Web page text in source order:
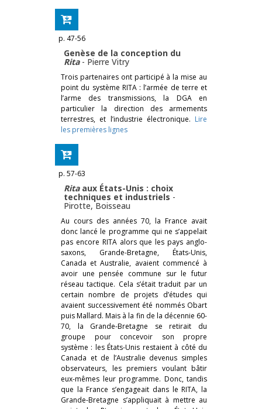
p. 47-56
Genèse de la conception du
Rita - Pierre Vitry
Trois partenaires ont participé à la mise au
point du système RITA : l’armée de terre et
l’arme des transmissions, la DGA en
particulier la direction des armements
terrestres, et l’industrie électronique. Lire
les premières lignes
p. 57-63
Ritaaux États-Unis : choix
techniques et industriels -
Pirotte,Boisseau
Au cours des années 70, la France avait
donc lancé le programme qui ne s’appelait
pas encore RITA alors que les pays anglo-
saxons, Grande-Bretagne, États-Unis,
Canada et Australie, avaient commencé à
avoir une pensée commune sur le futur
réseau tactique. Cela s’était traduit par un
certain nombre de projets d’études qui
avaient successivement été nommés Obart
puis Mallard. Mais à la fin de la décennie 60-
70, la Grande-Bretagne se retirait du
groupe pour concevoir son propre
système : les États-Unis restaient à côté du
Canada et de l’Australie devenus simples
observateurs, les premiers voulant bâtir
eux-mêmes leur programme. Donc, tandis
que la France s’engageait dans le RITA, la
Grande-Bretagne s’appliquait à mettre au